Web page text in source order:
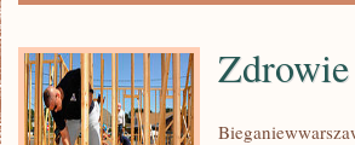
Zdrowie